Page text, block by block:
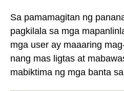
Sa pamamagitan ng
pagkilala sa mga
mga user ay maaaring
nang mas ligtas at
mabiktima ng mga banta